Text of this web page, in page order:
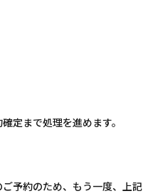
定まで処理を進めます。
予約のため、もう一度、上